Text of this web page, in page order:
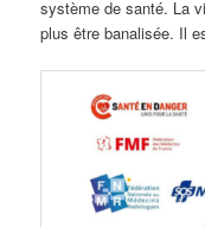
système de santé. La
plus être banalisée. Il